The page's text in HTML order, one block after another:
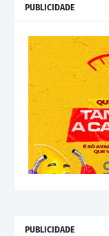
PUBLICIDADE
PUBLICIDADE